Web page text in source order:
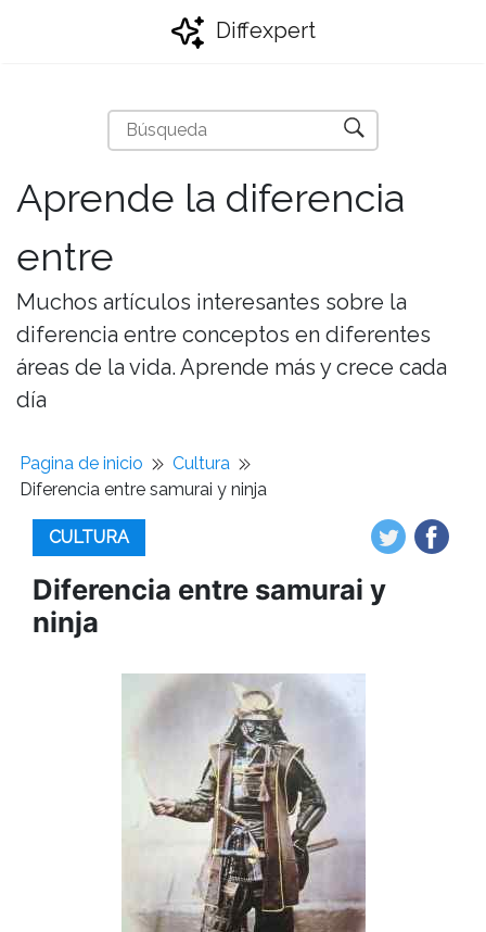
Diffexpert
Aprende la diferencia
entre
Muchos artículos interesantes sobre la
diferencia entre conceptos en diferentes
áreas de la vida. Aprende más y crece cada
día
Pagina de inicio
Cultura
Diferencia entre samurai y ninja
CULTURA
Diferencia entre samurai y
ninja